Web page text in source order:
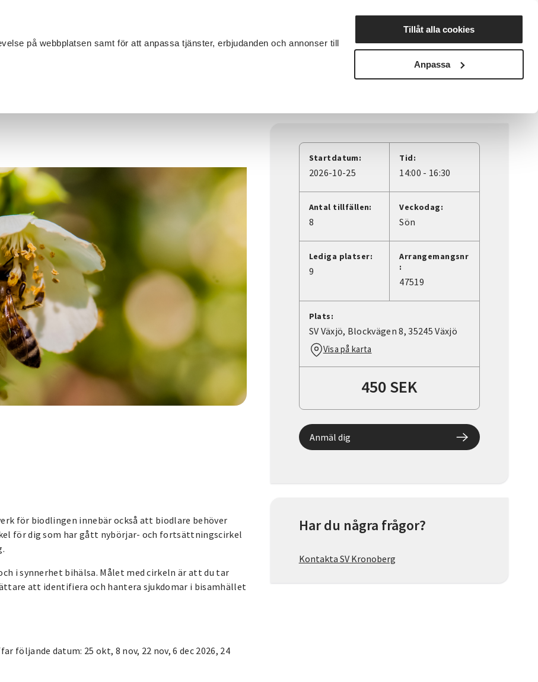
på webbplatsen samt för att anpassa tjänster, erbjudanden och annonser till
Tillåt alla cookies
Anpassa
Nyheter Avdelningar
för biodlingen innebär också att biodlare behöver
för dig som har gått nybörjar- och fortsättningscirkel
i synnerhet bihälsa. Målet med cirkeln är att du tar
att identifiera och hantera sjukdomar i bisamhället
datum: 25 okt, 8 nov, 22 nov, 6 dec 2026, 24
Startdatum:
2026-10-25
Tid:
14:00 - 16:30
Antal tillfällen:
8
Veckodag:
Sön
Lediga platser:
9
Arrangemangsnr
:
47519
Plats:
SV Växjö, Blockvägen 8, 35245 Växjö
Visa på karta
450 SEK
Anmäl dig
Har du några frågor?
Kontakta SV Kronoberg